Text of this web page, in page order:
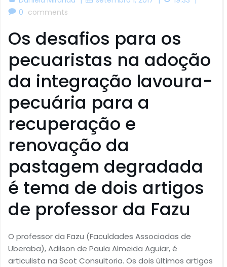
0 comments
Os desafios para os
pecuaristas na adoção
da integração lavoura-
pecuária para a
recuperação e
renovação da
pastagem degradada
é tema de dois artigos
de professor da Fazu
O professor da Fazu (Faculdades Associadas de
Uberaba), Adilson de Paula Almeida Aguiar, é
articulista na Scot Consultoria. Os dois últimos artigos